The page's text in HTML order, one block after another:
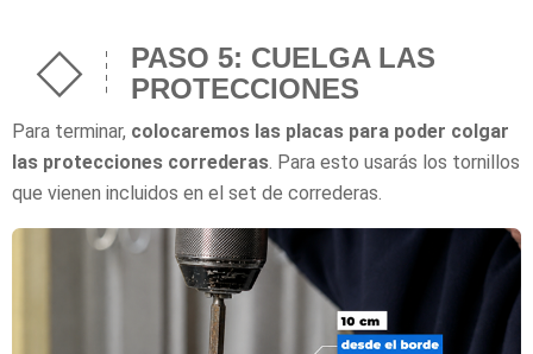
PASO 5: CUELGA LAS
PROTECCIONES
Para terminar, colocaremos las placas para poder colgar
las protecciones correderas. Para esto usarás los tornillos
que vienen incluidos en el set de correderas.